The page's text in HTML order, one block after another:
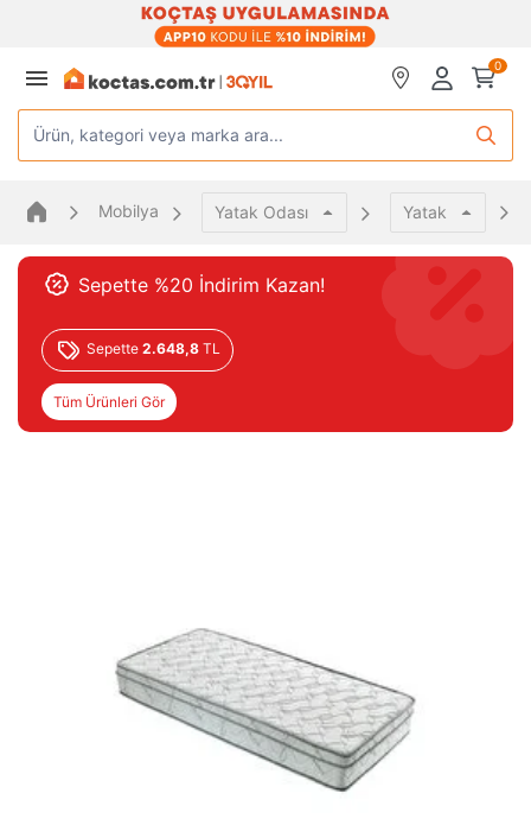
0
Ürün, kategori veya marka ara...
Mobilya Yatak Odası Yatak
Sepette %20 İndirim Kazan!
Sepette 2.648,8 TL
Tüm Ürünleri Gör